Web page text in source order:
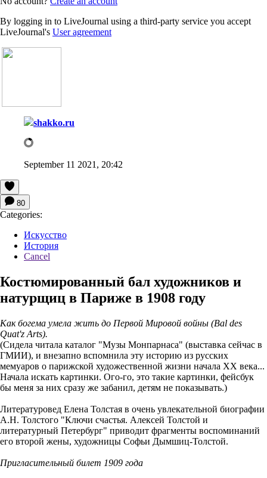
By logging in to LiveJournal using a third-party service you accept
LiveJournal's User agreement
shakko.ru
September 11 2021, 20:42
80
Categories:
Искусство
История
Cancel
Костюмированный бал художников и
натурщиц в Париже в 1908 году
Как богема умела жить до Первой Мировой войны (Bal des
Quat'z Arts).
(Сидела читала каталог "Музы Монпарнаса" (выставка сейчас в
ГМИИ), и внезапно вспомнила эту историю из русских
мемуаров о парижской художественной жизни начала ХХ века...
Начала искать картинки. Ого-го, это такие картинки, фейсбук
бы меня за них сразу же забанил, детям не показывать.)
Литературовед Елена Толстая в очень увлекательной биографии
А.Н. Толстого "Ключи счастья. Алексей Толстой и
литературный Петербург" приводит фрагменты воспоминаний
его второй жены, художницы Софьи Дымшиц-Толстой.
Пригласительный билет 1909 года